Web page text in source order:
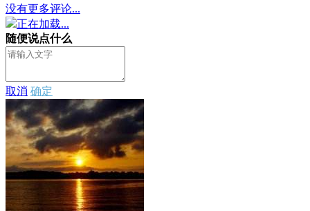
没有更多评论...
正在加载...
随便说点什么
取消 确定